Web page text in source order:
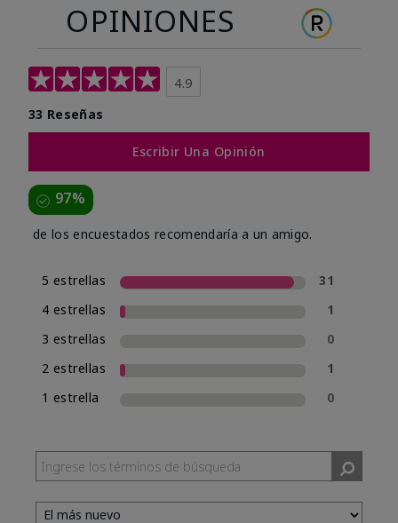
OPINIONES
4.9
33 Reseñas
Escribir Una Opinión
97%
de los encuestados recomendaría a un amigo.
5 estrellas
31
4 estrellas
1
3 estrellas
0
2 estrellas
1
1 estrella
0